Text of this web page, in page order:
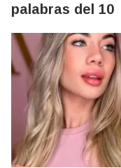
palabras del 10